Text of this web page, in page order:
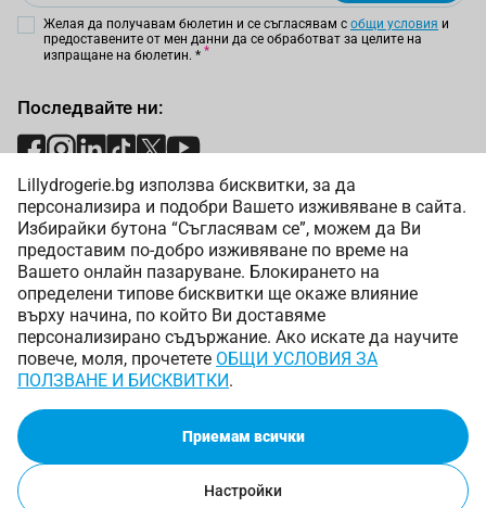
Lillydrogerie.bg използва бисквитки, за да
персонализира и подобри Вашето изживяване в сайта.
Избирайки бутона “Съгласявам се”, можем да Ви
предоставим по-добро изживяване по време на
Вашето онлайн пазаруване. Блокирането на
определени типове бисквитки ще окаже влияние
върху начина, по който Ви доставяме
персонализирано съдържание. Ако искате да научите
повече, моля, прочетете ОБЩИ УСЛОВИЯ ЗА
ПОЛЗВАНЕ И БИСКВИТКИ.
Приемам всички
Настройки
Желая да получавам бюлетин и се съгласявам с общи условия и
предоставените от мен данни да се обработват за целите на
изпращане на бюлетин. *
Последвайте ни:
Начини на плащане:
Начини на доставка:
Copyright © 2025 Лили Дрогерие ЕООД. Всички права
запазени.
Онлайн магазин от